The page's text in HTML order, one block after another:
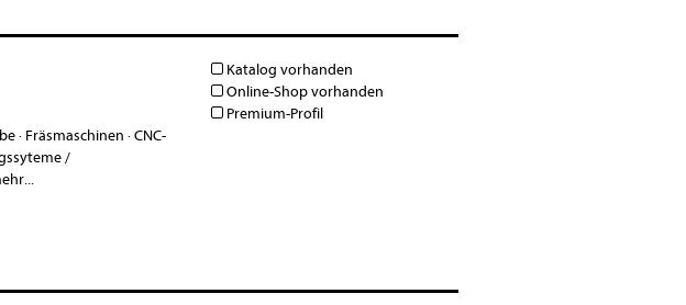
· Fräsmaschinen ·CNC-
/
Katalog vorhanden
Online-Shop vorhanden
Premium-Profil